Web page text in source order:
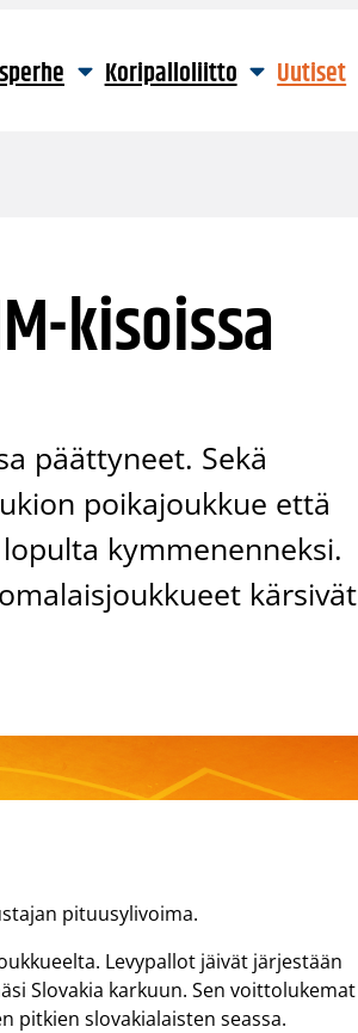
Koripalloliitto Uutiset
kisoissa
päättyneet. Sekä
poikajoukkue että
kymmenenneksi.
kärsivät
pituusylivoima.
Levypallot jäivät järjestään
Slovakia karkuun. Sen voittolukemat
pitkien slovakialaisten seassa.